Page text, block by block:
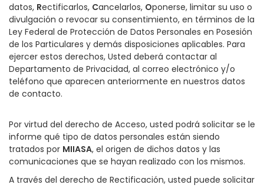
datos, Rectificarlos, Cancelarlos, Oponerse, limitar su uso o
divulgación o revocar su consentimiento, en términos de la
Ley Federal de Protección de Datos Personales en Posesión
de los Particulares y demás disposiciones aplicables. Para
ejercer estos derechos, Usted deberá contactar al
Departamento de Privacidad, al correo electrónico y/o
teléfono que aparecen anteriormente en nuestros datos
de contacto.
Por virtud del derecho de Acceso, usted podrá solicitar se le
informe qué tipo de datos personales están siendo
tratados por MIIASA, el origen de dichos datos y las
comunicaciones que se hayan realizado con los mismos.
A través del derecho de Rectificación, usted puede solicitar